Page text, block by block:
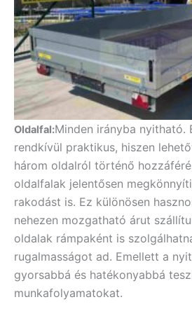
Oldalfal:Minden irányba nyitható.
rendkívül praktikus, hiszen
három oldalról történő
oldalfalak jelentősen
rakodást is. Ez különösen
nehezen mozgatható árut
oldalak rámpaként is
rugalmasságot ad. Emellett a
gyorsabbá és hatékonyabbá
munkafolyamatokat.